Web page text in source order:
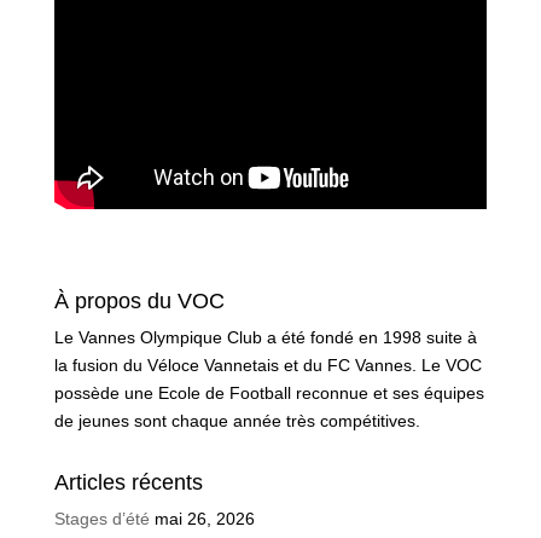
À propos du VOC
Le Vannes Olympique Club a été fondé en 1998 suite à
la fusion du Véloce Vannetais et du FC Vannes. Le VOC
possède une Ecole de Football reconnue et ses équipes
de jeunes sont chaque année très compétitives.
Articles récents
Stages d’été mai 26, 2026